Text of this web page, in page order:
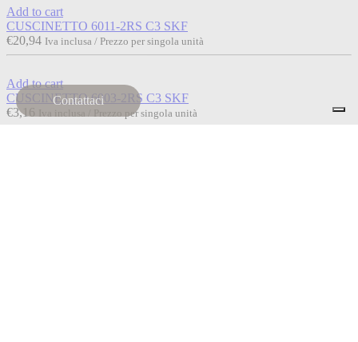
Add to cart
CUSCINETTO 6011-2RS C3 SKF
€20,94 Iva inclusa / Prezzo per singola unità
Add to cart
CUSCINETTO 6003-2RS C3 SKF
€3,16 Iva inclusa / Prezzo per singola unità
Contattaci